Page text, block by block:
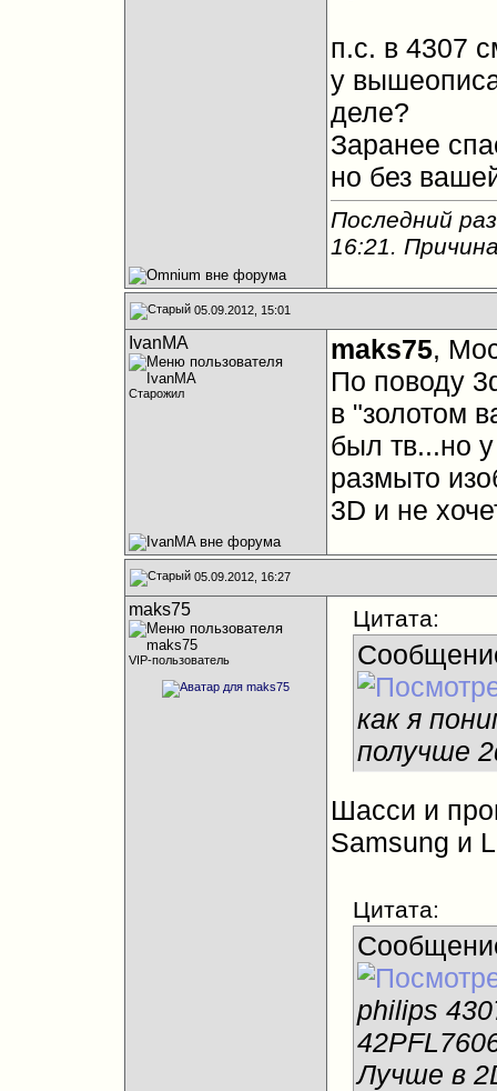
п.с. в 4307
у
деле?
Заранее
но без
Последний
16:21.
05.09.2012, 15:01
IvanMA
Старожил
maks75,
По поводу
в "золотом
был тв...но
размыто
3D и не
05.09.2012, 16:27
maks75
VIP-пользователь
Цитата:
как я
получше
Шасси и
Samsung и
Цитата:
philips
Лучше в